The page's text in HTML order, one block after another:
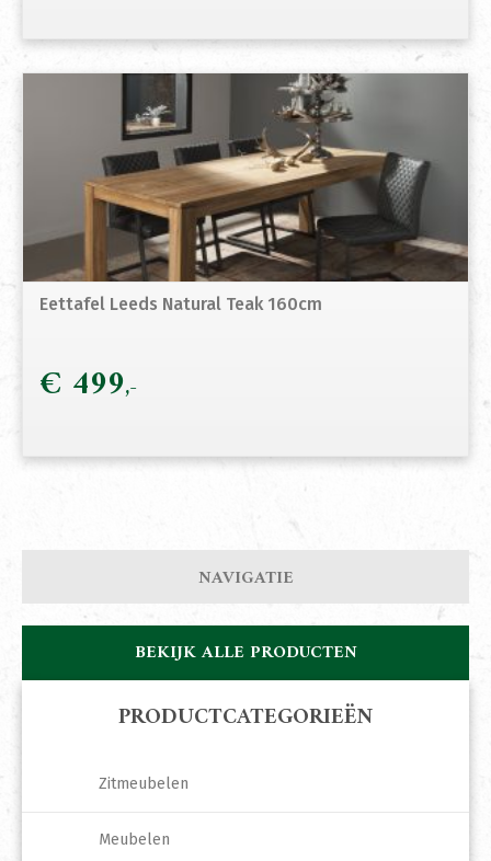
Eettafel Leeds Natural Teak 160cm
€ 499
NAVIGATIE
BEKIJK ALLE PRODUCTEN
PRODUCTCATEGORIEËN
Zitmeubelen
Meubelen